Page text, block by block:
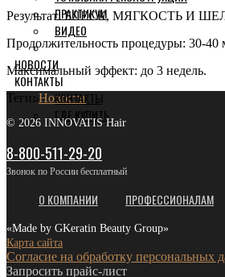
ПРАКТИКУМ
ВИДЕО
НОВОСТИ
КОНТАКТЫ
КОНТАКТЫ
ГДЕ КУПИТЬ
Результат: БЛЕСК, МЯГКОСТЬ И
Продолжительность процедуры: 30-40
Максимальный эффект: до 3 недель.
Теги:Новости
© 2026 INNOVATIS Hair
8-800-511-29-20
Звонок по России бесплатный
О КОМПАНИИ ПРОФЕССИОНАЛАМ
«Made by GKeratin Beauty Group»
Карта сайта
Согласие на обработку персональных
Запросить прайс-лист